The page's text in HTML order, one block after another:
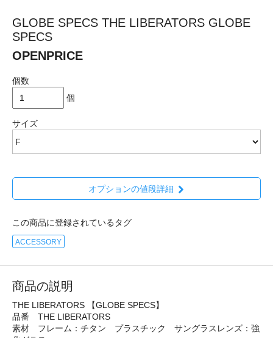
GLOBE SPECS THE LIBERATORS GLOBE
SPECS
OPENPRICE
個数
個
サイズ
オプションの値段詳細
この商品に登録されているタグ
ACCESSORY
商品の説明
THE LIBERATORS 【GLOBE SPECS】
品番 THE LIBERATORS
素材 フレーム：チタン プラスチック サングラスレンズ：強